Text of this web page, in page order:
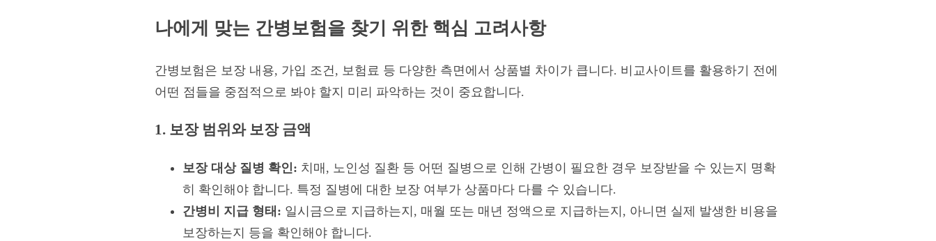
나에게 맞는 간병보험을 찾기 위한 핵심 고려사항
간병보험은 보장 내용, 가입 조건, 보험료 등 다양한 측면에서 상품별 차이가 큽니다. 비교사이트를 활용하기 전에
어떤 점들을 중점적으로 봐야 할지 미리 파악하는 것이 중요합니다.
1. 보장 범위와 보장 금액
보장 대상 질병 확인: 치매, 노인성 질환 등 어떤 질병으로 인해 간병이 필요한 경우 보장받을 수 있는지 명확
히 확인해야 합니다. 특정 질병에 대한 보장 여부가 상품마다 다를 수 있습니다.
간병비 지급 형태: 일시금으로 지급하는지, 매월 또는 매년 정액으로 지급하는지, 아니면 실제 발생한 비용을
보장하는지 등을 확인해야 합니다.